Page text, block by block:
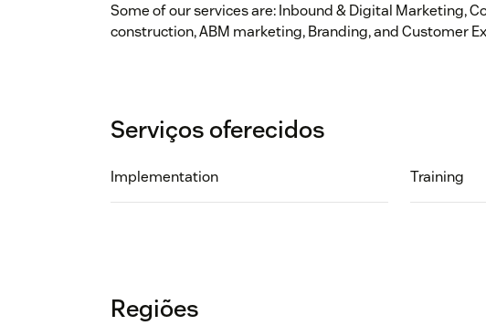
Some of our services are: Inbound & Digital Marketing,
construction, ABM marketing, Branding, and Customer
Serviços oferecidos
Implementation Training
Regiões